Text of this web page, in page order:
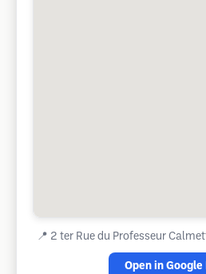
📍 2 ter Rue du Professeur
Open in Google